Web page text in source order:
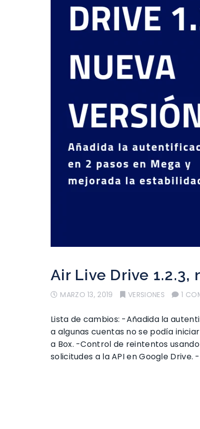
Air Live Drive 1.2.3,
MARZO 13, 2019 VERSIONES 1
Lista de cambios: -Añadida la
a algunas cuentas no se podía
a Box. -Control de reintentos
solicitudes a la API en Google Drive.